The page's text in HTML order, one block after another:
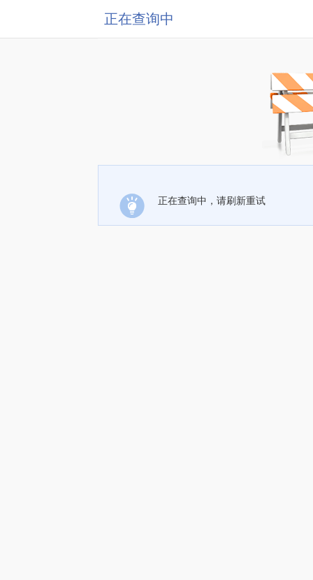
正在查询中
正在查询中，请刷新重试